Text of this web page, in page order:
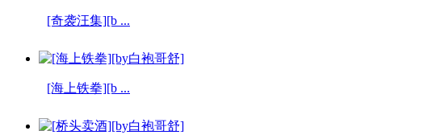
[奇袭汪集][b ...
[海上铁拳][b ...